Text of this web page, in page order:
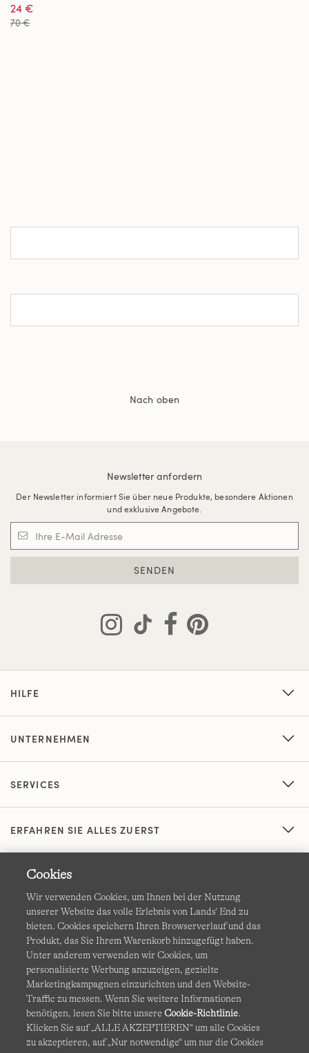
24 €
70 €
Nach oben
Newsletter anfordern
Der Newsletter informiert Sie über neue Produkte, besondere Aktionen
und exklusive Angebote.
SENDEN
HILFE
UNTERNEHMEN
SERVICES
ERFAHREN SIE ALLES ZUERST
AGB Datenschutz & Sicherheit
Cookies Ich möchte auswählen Barrierefreiheit
Site Map Internationale Websites
Diese Website ist durch reCAPTCHA geschützt. Es gelten die
Cookies
Wir verwenden Cookies, um Ihnen bei der Nutzung
unserer Website das volle Erlebnis von Lands' End zu
bieten. Cookies speichern Ihren Browserverlauf und das
Produkt, das Sie Ihrem Warenkorb hinzugefügt haben.
Unter anderem verwenden wir Cookies, um
personalisierte Werbung anzuzeigen, gezielte
Marketingkampagnen einzurichten und den Website-
Traffic zu messen. Wenn Sie weitere Informationen
benötigen, lesen Sie bitte unsereCookie-Richtlinie.
Klicken Sie auf „ALLE AKZEPTIEREN“ um alle Cookies
zu akzeptieren, auf „Nur notwendige“ um nur die Cookies